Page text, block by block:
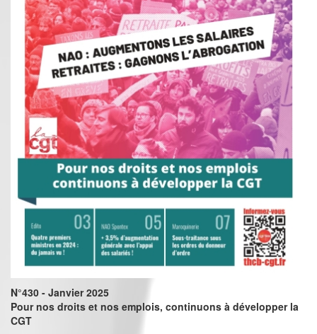
N°430 - Janvier 2025
Pour nos droits et nos emplois, continuons à développer la
CGT